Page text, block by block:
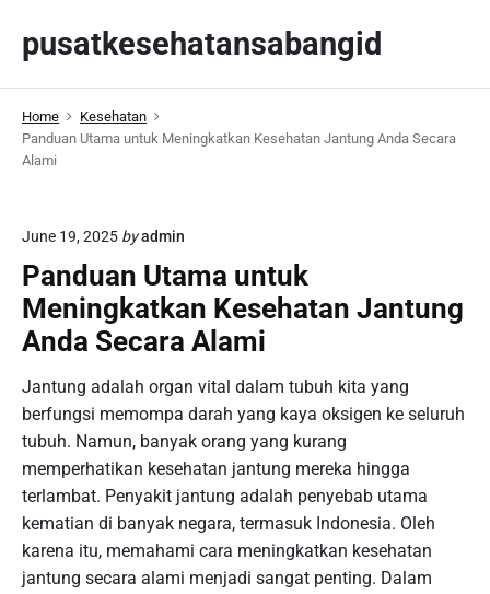
p
pusatkesehatansabangid
Home
Kesehatan
Panduan Utama untuk Meningkatkan Kesehatan Jantung Anda Secara
Alami
June 19, 2025 byadmin
Panduan Utama untuk
Meningkatkan Kesehatan Jantung
Anda Secara Alami
Jantung adalah organ vital dalam tubuh kita yang
berfungsi memompa darah yang kaya oksigen ke seluruh
tubuh. Namun, banyak orang yang kurang
memperhatikan kesehatan jantung mereka hingga
terlambat. Penyakit jantung adalah penyebab utama
kematian di banyak negara, termasuk Indonesia. Oleh
karena itu, memahami cara meningkatkan kesehatan
jantung secara alami menjadi sangat penting. Dalam